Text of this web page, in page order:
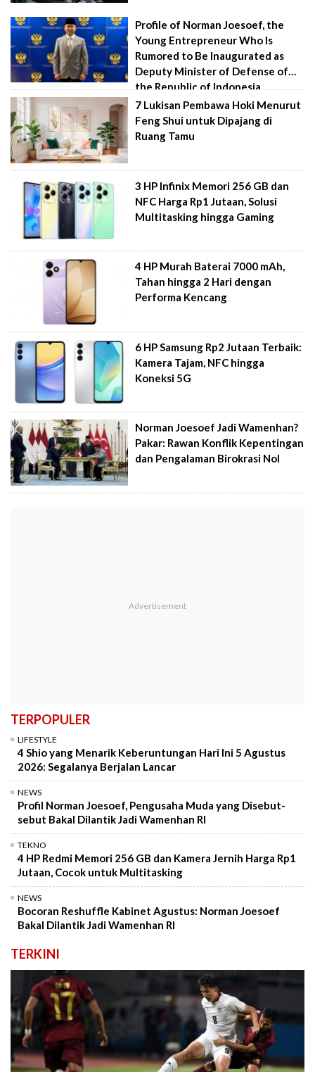
Profile of Norman Joesoef, the
Young Entrepreneur Who Is
Rumored to Be Inaugurated as
Deputy Minister of Defense of
the Republic of Indonesia
7 Lukisan Pembawa Hoki Menurut
Feng Shui untuk Dipajang di
Ruang Tamu
3 HP Infinix Memori 256 GB dan
NFC Harga Rp1 Jutaan, Solusi
Multitasking hingga Gaming
4 HP Murah Baterai 7000 mAh,
Tahan hingga 2 Hari dengan
Performa Kencang
6 HP Samsung Rp2 Jutaan Terbaik:
Kamera Tajam, NFC hingga
Koneksi 5G
Norman Joesoef Jadi Wamenhan?
Pakar: Rawan Konflik Kepentingan
dan Pengalaman Birokrasi Nol
TERPOPULER
LIFESTYLE
4 Shio yang Menarik Keberuntungan Hari Ini 5 Agustus
2026: Segalanya Berjalan Lancar
NEWS
Profil Norman Joesoef, Pengusaha Muda yang Disebut-
sebut Bakal Dilantik Jadi Wamenhan RI
TEKNO
4 HP Redmi Memori 256 GB dan Kamera Jernih Harga Rp1
Jutaan, Cocok untuk Multitasking
NEWS
Bocoran Reshuffle Kabinet Agustus: Norman Joesoef
Bakal Dilantik Jadi Wamenhan RI
TERKINI